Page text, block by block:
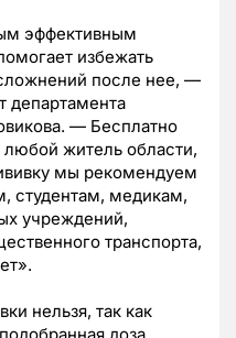
эффективным
избежать
после нее, —
департамента
— Бесплатно
любой житель области,
мы рекомендуем
студентам, медикам,
учреждений,
транспорта,
нельзя, так как